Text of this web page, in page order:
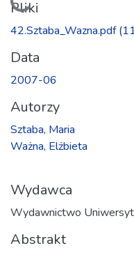
Ładowanie...
Pliki
42.Sztaba_Wazna.pdf
Data
2007-06
Autorzy
Sztaba, Maria
Ważna, Elżbieta
Wydawca
Wydawnictwo
Abstrakt